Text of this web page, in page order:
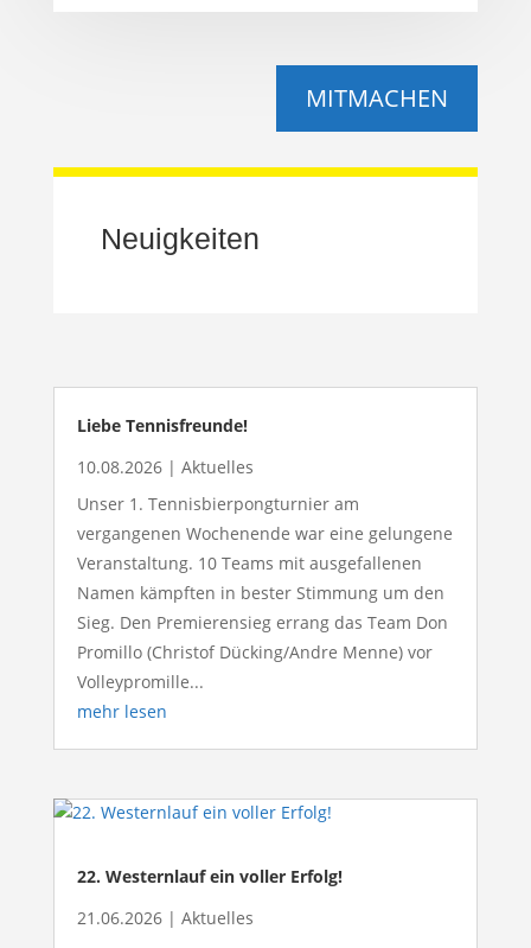
MITMACHEN
Neuigkeiten
Liebe Tennisfreunde!
10.08.2026| Aktuelles
Unser 1. Tennisbierpongturnier am
vergangenen Wochenende war eine gelungene
Veranstaltung. 10 Teams mit ausgefallenen
Namen kämpften in bester Stimmung um den
Sieg. Den Premierensieg errang das Team Don
Promillo (Christof Dücking/Andre Menne) vor
Volleypromille...
mehr lesen
22. Westernlauf ein voller Erfolg!
21.06.2026| Aktuelles